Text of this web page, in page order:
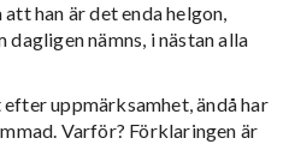
han är det enda helgon,
nämns, i nästan alla
uppmärksamhet, ändå har
Varför? Förklaringen är